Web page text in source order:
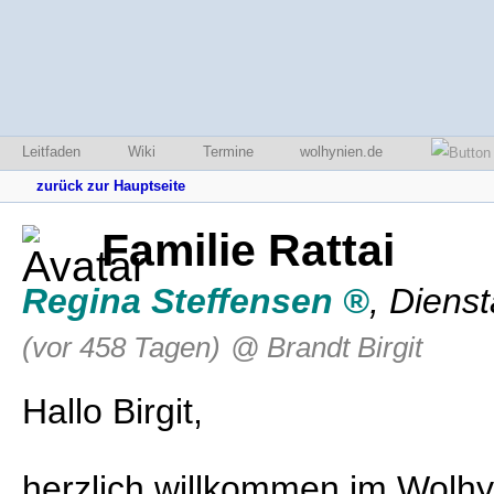
Leitfaden Wiki Termine wolhynien.de
zurück zur Hauptseite
Familie Rattai
Regina Steffensen ,
(vor 458 Tagen) @ Brandt Birgit
Hallo Birgit,